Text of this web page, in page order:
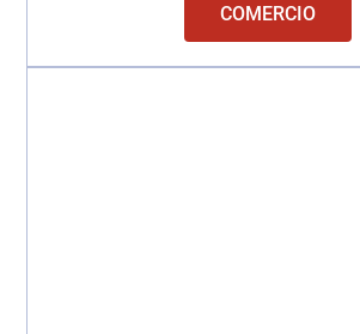
COMERCIO